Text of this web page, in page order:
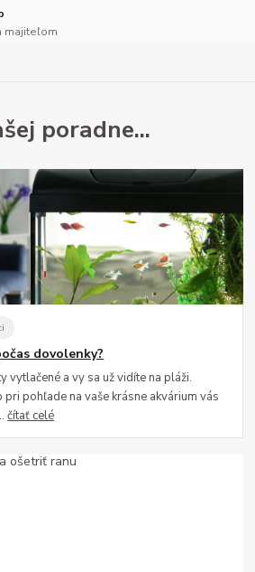
majiteľom
dovolenky?
vytlačené a vy sa už vidíte na pláži.
pohľade na vaše krásne akvárium vás
čítať celé